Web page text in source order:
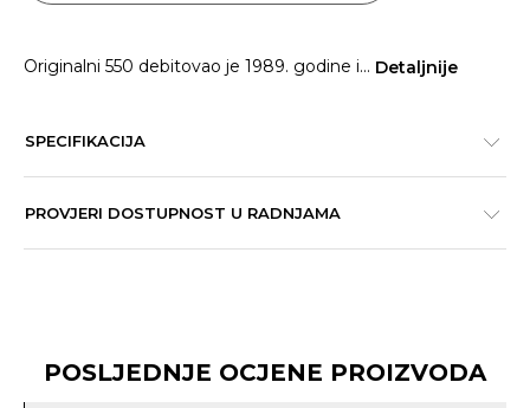
Originalni 550 debitovao je 1989. godine i... Detaljnije
SPECIFIKACIJA
PROVJERI DOSTUPNOST U RADNJAMA
POSLJEDNJE OCJENE PROIZVODA